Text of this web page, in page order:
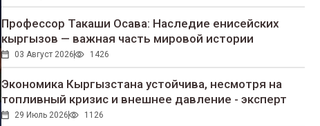
Профессор Такаши Осава: Наследие енисейских
кыргызов — важная часть мировой истории
03 Август 2026 1426
Экономика Кыргызстана устойчива, несмотря на
топливный кризис и внешнее давление - эксперт
29 Июль 2026 1126